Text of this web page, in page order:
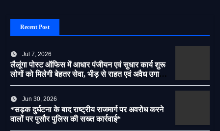
Recent Post
Jul 7, 2026
लैलूंगा पोस्ट ऑफिस में आधार पंजीयन एवं सुधार कार्य शुरू
लोगों को मिलेगी बेहतर सेवा, भीड़ से राहत एवं अवैध उगाही
पर लगेगी रोक
Jun 30, 2026
*सड़क दुर्घटना के बाद राष्ट्रीय राजमार्ग पर अवरोध करने
वालों पर पुसौर पुलिस की सख्त कार्रवाई*